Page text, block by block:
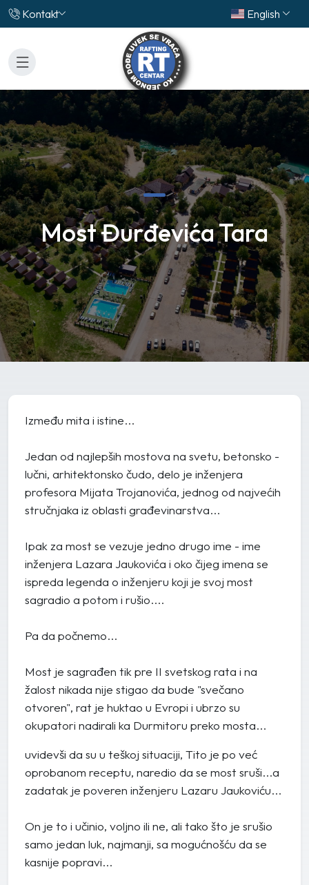
Kontakt English
Most Đurđevića Tara
Između mita i istine...
Jedan od najlepših mostova na svetu, betonsko -
lučni, arhitektonsko čudo, delo je inženjera
profesora Mijata Trojanovića, jednog od najvećih
stručnjaka iz oblasti građevinarstva...
Ipak za most se vezuje jedno drugo ime - ime
inženjera Lazara Jaukovića i oko čijeg imena se
ispreda legenda o inženjeru koji je svoj most
sagradio a potom i rušio....
Pa da počnemo...
Most je sagrađen tik pre II svetskog rata i na
žalost nikada nije stigao da bude "svečano
otvoren", rat je huktao u Evropi i ubrzo su
okupatori nadirali ka Durmitoru preko mosta...
uvidevši da su u teškoj situaciji, Tito je po već
oprobanom receptu, naredio da se most sruši...a
zadatak je poveren inženjeru Lazaru Jaukoviću...
On je to i učinio, voljno ili ne, ali tako što je srušio
samo jedan luk, najmanji, sa mogućnošću da se
kasnije popravi...